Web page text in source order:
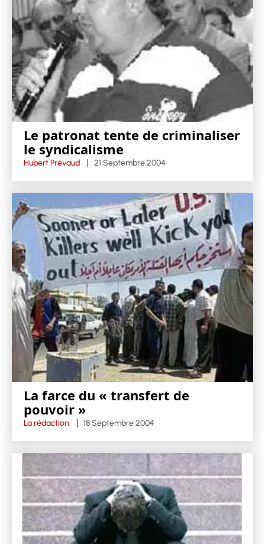
Le patronat tente de criminaliser
le syndicalisme
Hubert Prévaud 21 Septembre 2004
La farce du « transfert de
pouvoir »
La rédaction 18 Septembre 2004